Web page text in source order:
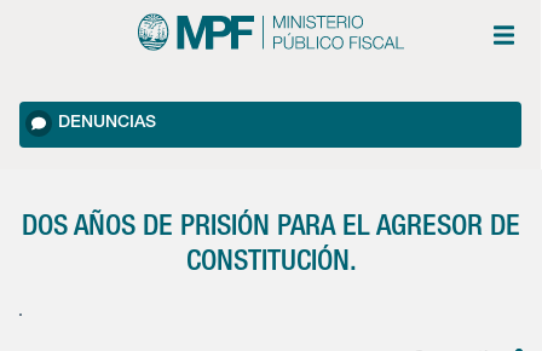
DENUNCIAS
DOS AÑOS DE PRISIÓN PARA EL AGRESOR DE
CONSTITUCIÓN.
.